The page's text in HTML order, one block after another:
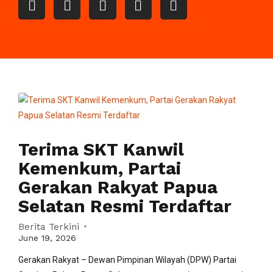
Terima SKT Kanwil
Kemenkum, Partai
Gerakan Rakyat Papua
Selatan Resmi Terdaftar
Berita Terkini
June 19, 2026
Gerakan Rakyat – Dewan Pimpinan Wilayah (DPW) Partai